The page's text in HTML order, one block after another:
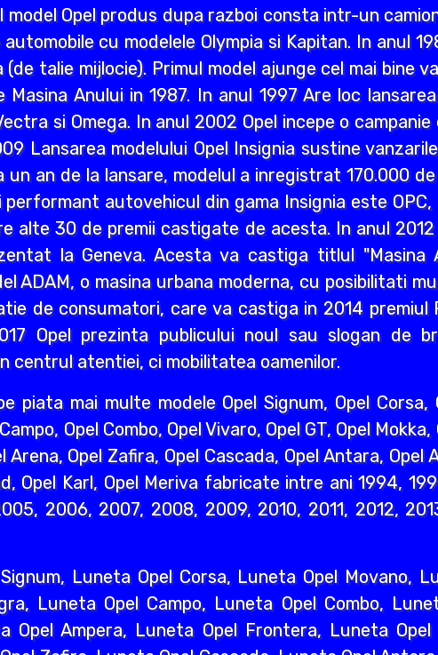
Opel produs dupa razboi consta intr-un
cu modelele Olympia si Kapitan. In anul
talie mijlocie). Primul model ajunge cel mai bine
Masina Anului in 1987. In anul 1997 Are loc
si Omega. In anul 2002 Opel incepe o campanie
Lansarea modelului Opel Insignia sustine
un an de la lansare, modelul a inregistrat 170.000
performant autovehicul din gama Insignia este
alte 30 de premii castigate de acesta. In anul
la Geneva. Acesta va castiga titlul "Masina
ADAM, o masina urbana moderna, cu posibilitati
de consumatori, care va castiga in 2014 premiul
Opel prezinta publicului noul sau slogan de
centrul atentiei, ci mobilitatea oamenilor.
piata mai multe modele Opel Signum, Opel Corsa,
Opel Combo, Opel Vivaro, Opel GT, Opel
Arena, Opel Zafira, Opel Cascada, Opel Antara, Opel
Opel Karl, Opel Meriva fabricate intre ani 1994,
2006, 2007, 2008, 2009, 2010, 2011, 2012,
Luneta Opel Corsa, Luneta Opel Movano,
Luneta Opel Campo, Luneta Opel Combo,
Opel Ampera, Luneta Opel Frontera, Luneta